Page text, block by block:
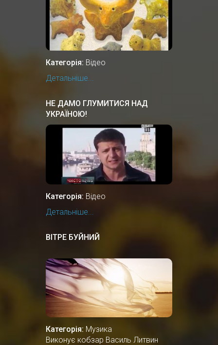
Категорія: Відео
Детальніше...
НЕ ДАМО ГЛУМИТИСЯ НАД
УКРАЇНОЮ!
Категорія: Відео
Детальніше...
ВІТРЕ БУЙНИЙ
Категорія: Музика
Виконує кобзар Василь Литвин